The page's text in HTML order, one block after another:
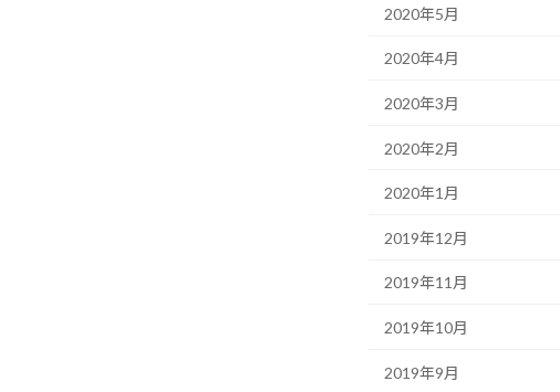
2020年5月
2020年4月
2020年3月
2020年2月
2020年1月
2019年12月
2019年11月
2019年10月
2019年9月